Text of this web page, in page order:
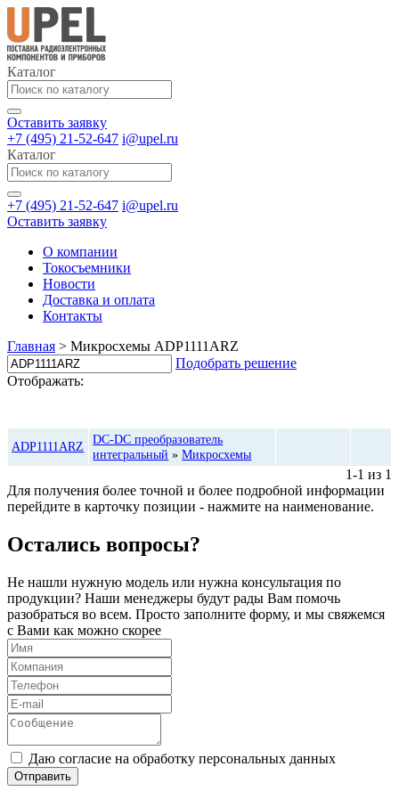
Каталог
Оставить заявку
+7 (495) 21-52-647 i@upel.ru
Каталог
+7 (495) 21-52-647 i@upel.ru
Оставить заявку
О компании
Токосъемники
Новости
Доставка и оплата
Контакты
Главная > Микросхемы ADP1111ARZ
Подобрать решение
Отображать:
ADP1111ARZ
DC-DC преобразователь
интегральный »Микросхемы
1-1 из 1
Для получения более точной и более подробной информации
перейдите в карточку позиции - нажмите на наименование.
Остались вопросы?
Не нашли нужную модель или нужна консультация по
продукции? Наши менеджеры будут рады Вам помочь
разобраться во всем. Просто заполните форму, и мы свяжемся
с Вами как можно скорее
Даю согласие на обработку персональных данных
Отправить